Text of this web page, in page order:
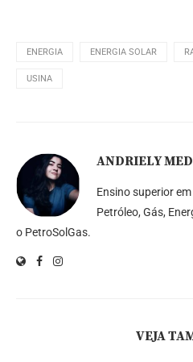
ENERGIA ENERGIA SOLAR
USINA
ANDRIELY
Ensino superior
Petróleo, Gás,
o PetroSolGas.
VEJA